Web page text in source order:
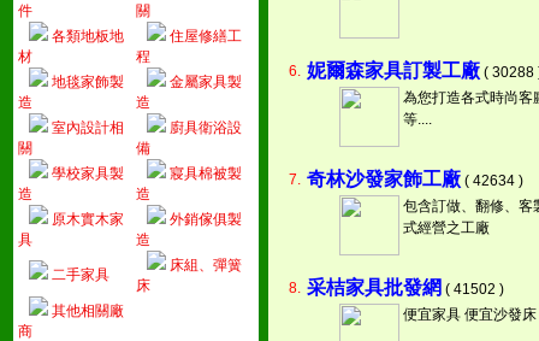
件
關
各類地板地
材
住屋修繕工
程
地毯家飾製
造
金屬家具製
造
室內設計相
關
廚具衛浴設
備
學校家具製
造
寢具棉被製
造
原木實木家
具
外銷傢俱製
造
二手家具
床組、彈簧
床
其他相關廠
商
6. 妮爾森家具訂製工廠 ( 30288
為您打造各式時尚客
等....
7. 奇林沙發家飾工廠 ( 42634 )
包含訂做、翻修、客
式經營之工廠
8. 采桔家具批發網 ( 41502 )
便宜家具 便宜沙發